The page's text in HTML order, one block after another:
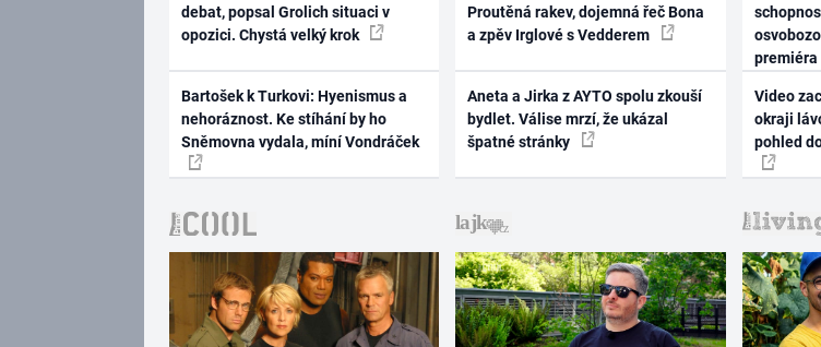
debat, popsal Grolich situaci v
opozici. Chystá velký krok
Bartošek k Turkovi: Hyenismus a
nehoráznost. Ke stíhání by ho
Sněmovna vydala, míní Vondráček
Proutěná rakev, dojemná řeč Bona
a zpěv Irglové s Vedderem
Aneta a Jirka z AYTO spolu zkouší
bydlet. Válise mrzí, že ukázal
špatné stránky
premiéra
Video
okraji
pohled